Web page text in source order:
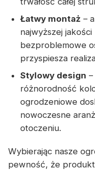
Łatwy montaż –
najwyższej
bezproblemowe
przyspiesza
Stylowy design
różnorodność
ogrodzeniowe
nowoczesne
otoczeniu.
Wybierając nasze
pewność, że